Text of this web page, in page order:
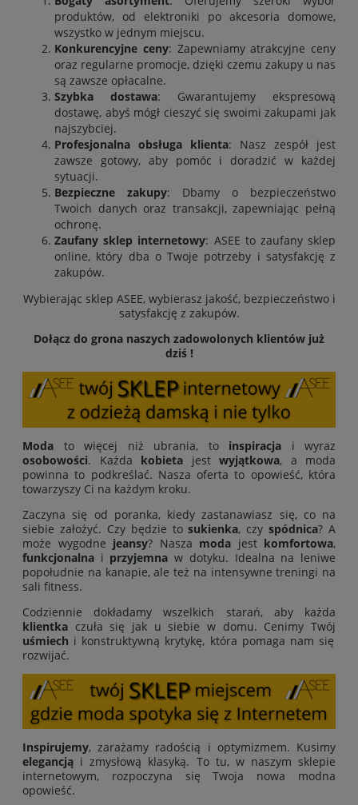
produktów, od elektroniki po akcesoria domowe,
wszystko w jednym miejscu.
Konkurencyjne ceny: Zapewniamy atrakcyjne ceny
oraz regularne promocje, dzięki czemu zakupy u nas
są zawsze opłacalne.
Szybka dostawa: Gwarantujemy ekspresową
dostawę, abyś mógł cieszyć się swoimi zakupami jak
najszybciej.
Profesjonalna obsługa klienta: Nasz zespół jest
zawsze gotowy, aby pomóc i doradzić w każdej
sytuacji.
Bezpieczne zakupy: Dbamy o bezpieczeństwo
Twoich danych oraz transakcji, zapewniając pełną
ochronę.
Zaufany sklep internetowy: ASEE to zaufany sklep
online, który dba o Twoje potrzeby i satysfakcję z
zakupów.
Wybierając sklep ASEE, wybierasz jakość, bezpieczeństwo i
satysfakcję z zakupów.
Dołącz do grona naszych zadowolonych klientów już
dziś !
Moda to więcej niż ubrania, to inspiracja i wyraz
osobowości. Każda kobieta jest wyjątkowa, a moda
powinna to podkreślać. Nasza oferta to opowieść, która
towarzyszy Ci na każdym kroku.
Zaczyna się od poranka, kiedy zastanawiasz się, co na
siebie założyć. Czy będzie tosukienka, czyspódnica? A
może wygodne jeansy? Nasza moda jest komfortowa,
funkcjonalna i przyjemna w dotyku. Idealna na leniwe
popołudnie na kanapie, ale też na intensywne treningi na
sali fitness.
Codziennie dokładamy wszelkich starań, aby każda
klientka czuła się jak u siebie w domu. Cenimy Twój
uśmiech i konstruktywną krytykę, która pomaga nam się
rozwijać.
Inspirujemy, zarażamy radością i optymizmem. Kusimy
elegancją i zmysłową klasyką. To tu, w naszym sklepie
internetowym, rozpoczyna się Twoja nowa modna
opowieść.